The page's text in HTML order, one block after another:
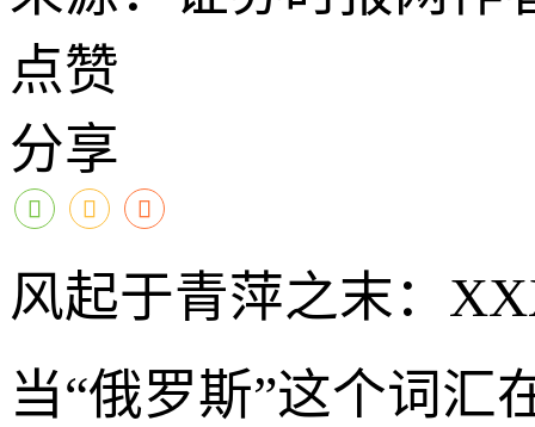
点赞
分享
风起于青萍之末：
当“俄罗斯”这个词汇